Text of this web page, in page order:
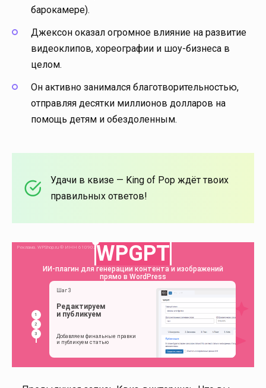
барокамере).
Джексон оказал огромное влияние на развитие
видеоклипов, хореографии и шоу-бизнеса в
целом.
Он активно занимался благотворительностью,
отправляя десятки миллионов долларов на
помощь детям и обездоленным.
Удачи в квизе — King of Pop ждёт твоих
правильных ответов!